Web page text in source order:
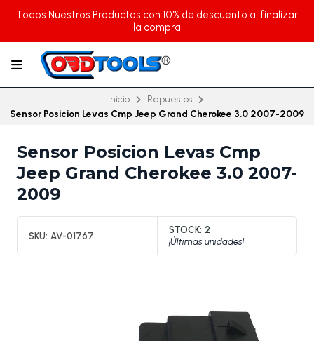
Todos Nuestros Productos con 10% de descuento al finalizar
la compra
Inicio
Repuestos
Sensor Posicion Levas Cmp Jeep Grand Cherokee 3.0 2007-2009
Sensor Posicion Levas Cmp
Jeep Grand Cherokee 3.0 2007-
2009
SKU: AV-01767
STOCK: 2
¡Últimas unidades!